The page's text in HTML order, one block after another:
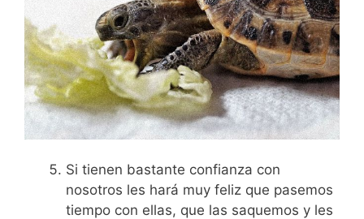
Si tienen bastante confianza con
nosotros les hará muy feliz que pasemos
tiempo con ellas, que las saquemos y les